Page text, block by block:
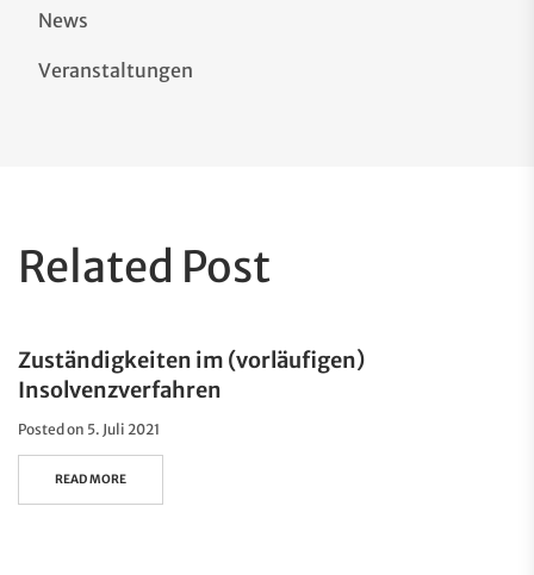
News
Veranstaltungen
Related Post
Zuständigkeiten im (vorläufigen)
Insolvenzverfahren
Posted on 5. Juli 2021
READ MORE